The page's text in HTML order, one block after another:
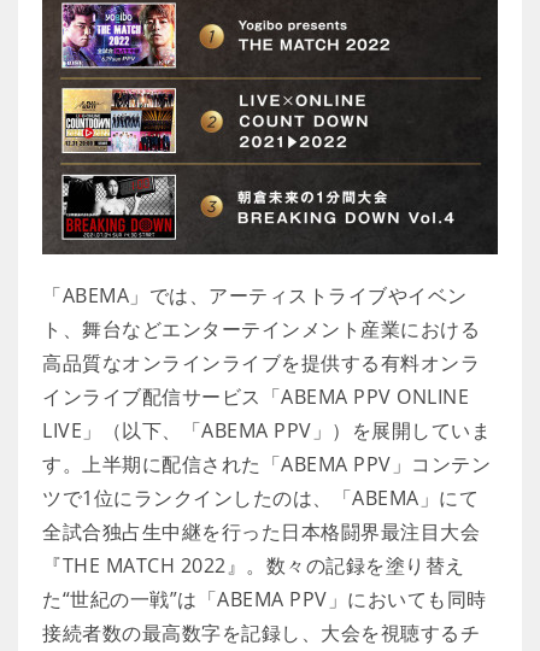
「ABEMA」では、アーティストライブやイベン
ト、舞台などエンターテインメント産業における
高品質なオンラインライブを提供する有料オンラ
インライブ配信サービス「ABEMA PPV ONLINE
LIVE」（以下、「ABEMA PPV」）を展開していま
す。上半期に配信された「ABEMA PPV」コンテン
ツで1位にランクインしたのは、「ABEMA」にて
全試合独占生中継を行った日本格闘界最注目大会
『THE MATCH 2022』。数々の記録を塗り替え
た“世紀の一戦”は「ABEMA PPV」においても同時
接続者数の最高数字を記録し、大会を視聴するチ